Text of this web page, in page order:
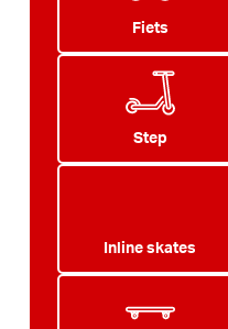
Fiets
Step
Inline skates